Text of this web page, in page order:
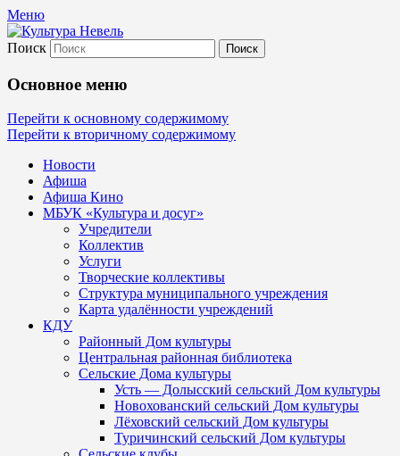
Меню
Культура Невель
МБУК Невельского района "Культура и
Поиск
Основное меню
Перейти к основному содержимому
Перейти к вторичному содержимому
Новости
Афиша
Афиша Кино
МБУК «Культура и досуг»
Учредители
Коллектив
Услуги
Творческие коллективы
Структура муниципального учреждения
Карта удалённости учреждений
КДУ
Районный Дом культуры
Центральная районная библиотека
Сельские Дома культуры
Усть — Долысский сельский Дом культуры
Новохованский сельский Дом культуры
Лёховский сельский Дом культуры
Туричинский сельский Дом культуры